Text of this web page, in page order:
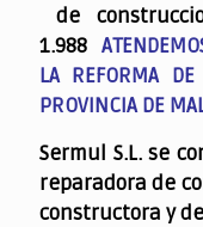
de
1.988
LA REFORMA
PROVINCIA DE
Sermul S.L. se
reparadora de
constructora y